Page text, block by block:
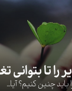
را تا
چنين کنيم؟ آيا...